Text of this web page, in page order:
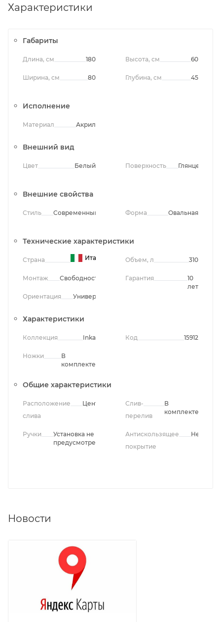
Характеристики
Габариты
Длина, см 180
Ширина, см 80
Высота, см 60
Глубина, см 45
Исполнение
Материал Акрил
Внешний вид
Цвет Белый Поверхность Глянцевая
Внешние свойства
Стиль Современный Форма Овальная
Технические характеристики
Страна Италия
Монтаж Свободностоящий
Ориентация Универсальная
Объем, л 310
Гарантия
10
лет
Характеристики
Коллекция Inka
Ножки
В
комплекте
Код 15912
Общие характеристики
Расположение
слива
Центральное
Ручки
Установка не
предусмотрена
Слив-
перелив
В
комплекте
Антискользящее
покрытие
Нет
Новости